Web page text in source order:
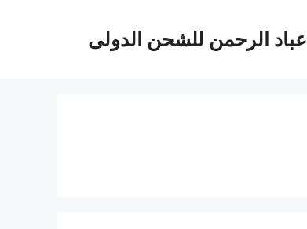
عباد الرحمن للشحن الدولى